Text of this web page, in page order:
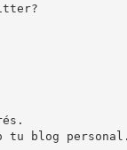
tu blog personal.